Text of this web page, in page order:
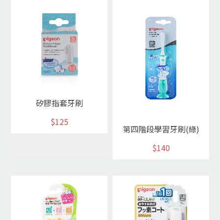
矽膠指套牙刷
$125
第四階段學習牙刷(綠)
$140